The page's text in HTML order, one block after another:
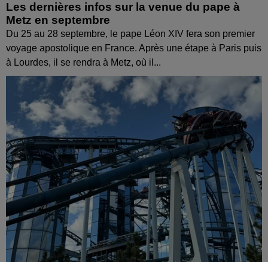
Les dernières infos sur la venue du pape à
Metz en septembre
Du 25 au 28 septembre, le pape Léon XIV fera son premier
voyage apostolique en France. Après une étape à Paris puis
à Lourdes, il se rendra à Metz, où il...